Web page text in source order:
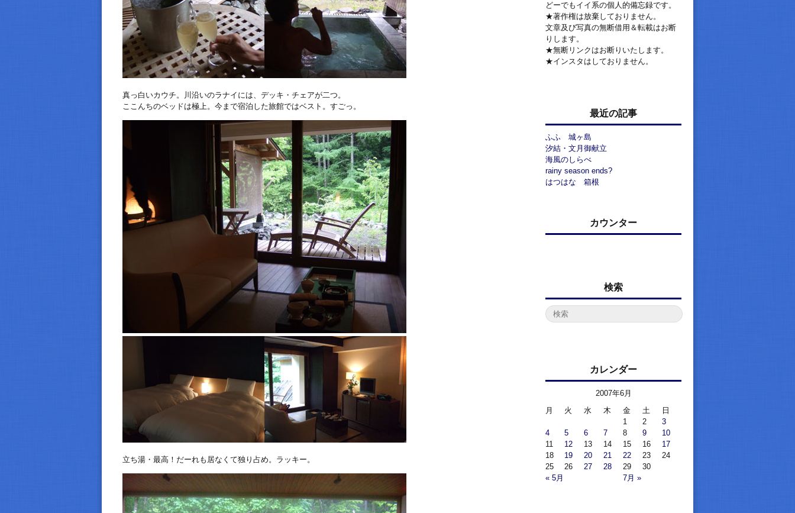
真っ白いカウチ。川沿いのラナイには、デッキ・チェアが二つ。
ここんちのベッドは極上。今まで宿泊した旅館ではベスト。すごっ。
立ち湯・最高！だーれも居なくて独り占め。ラッキー。
どーでもイイ系の個人的備忘録です。
★著作権は放棄しておりません。
文章及び写真の無断借用＆転載はお断
りします。
★無断リンクはお断りいたします。
★インスタはしておりません。
最近の記事
ふふ 城ヶ島
汐結・文月御献立
海風のしらべ
rainy season ends?
はつはな 箱根
カウンター
検索
カレンダー
2007年6月
月
火 水 木 金 土 日
« 5月 7月 »
1 2
3
4
5 6 7 8 9
10
11
12 13 14 15 16
17
18
19 20 21 22 23
24
25
26 27 28 29 30